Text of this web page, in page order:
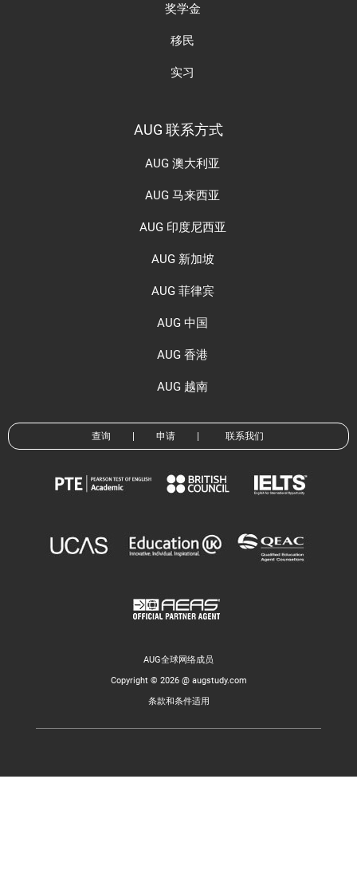
奖学金
移民
实习
AUG 联系方式
AUG 澳大利亚
AUG 马来西亚
AUG 印度尼西亚
AUG 新加坡
AUG 菲律宾
AUG 中国
AUG 香港
AUG 越南
查询 | 申请 | 联系我们
AUG全球网络成员
Copyright © 2026 @ augstudy.com
条款和条件适用